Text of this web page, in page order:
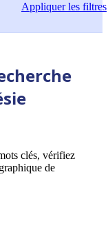
Appliquerles filtres
clés, vérifiez
de